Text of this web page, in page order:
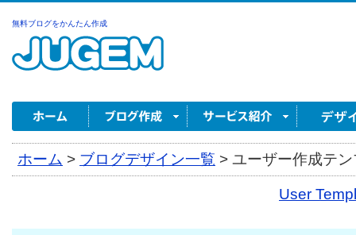
無料ブログをかんたん作成
ホーム > ブログデザイン一覧 > ユーザー作成テ
User